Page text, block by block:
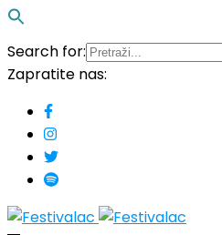
Search for:
Zapratite nas: